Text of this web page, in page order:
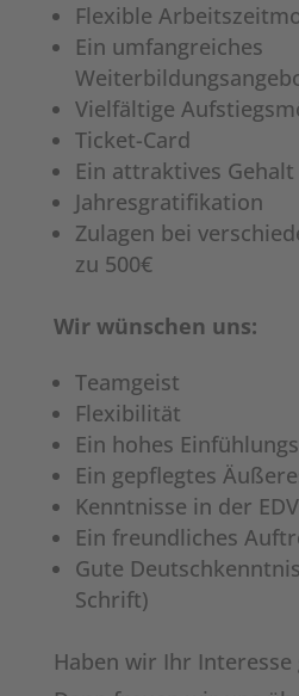
Flexible
Ein umfangreiches
Vielfältige
Ticket-Card
Ein attraktives Gehalt
Jahresgratifikation
Zulagen bei
zu 500€
Wir wünschen uns:
Teamgeist
Flexibilität
Ein hohes
Ein gepflegtes
Kenntnisse in der EDV
Ein freundliches
Gute
Schrift)
Haben wir Ihr Interesse